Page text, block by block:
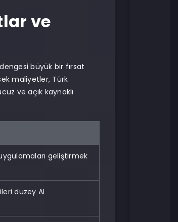
ve
büyük bir fırsat
maliyetler, Türk
ve açık kaynaklı
geliştirmek
düzey AI